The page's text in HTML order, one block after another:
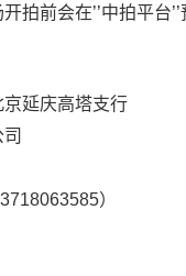
拍前会在’’中拍平
延庆高塔支行
）